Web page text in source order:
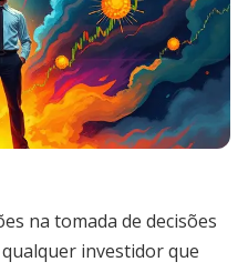
na tomada de decisões
investidor que